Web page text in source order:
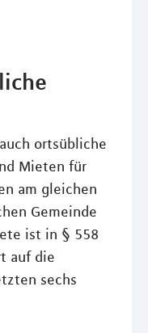
ortsübliche
Mieten für
am gleichen
Gemeinde
ist in § 558
auf die
sechs